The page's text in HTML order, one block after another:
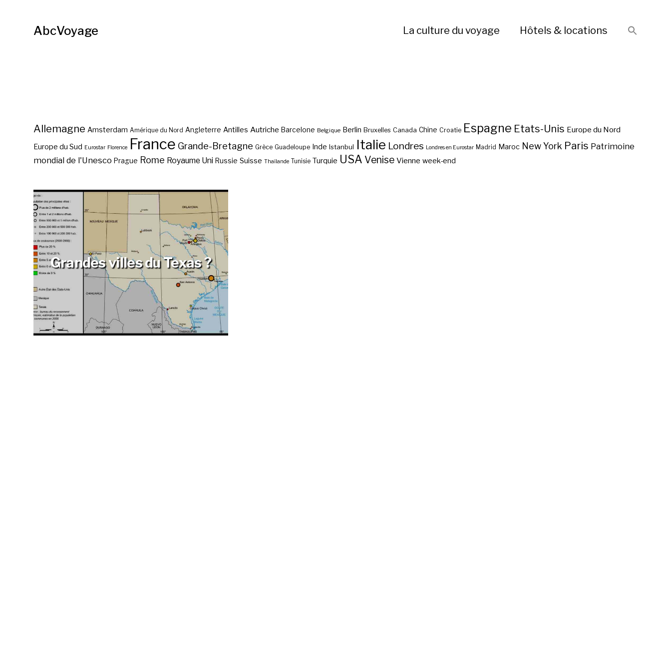
AbcVoyage La culture du voyage Hôtels & locations
Allemagne Amsterdam Amérique du Nord Angleterre Antilles Autriche Barcelone Belgique Berlin Bruxelles Canada Chine Croatie Espagne Etats-Unis Europe du Nord
Europe du Sud Eurostar Florence France Grande-Bretagne Grèce Guadeloupe Inde Istanbul Italie Londres Londres en Eurostar Madrid Maroc New York Paris Patrimoine
mondial de l'Unesco Prague Rome Royaume Uni Russie Suisse Thaïlande Tunisie Turquie USA Venise Vienne week-end
Grandes villes du Texas ?